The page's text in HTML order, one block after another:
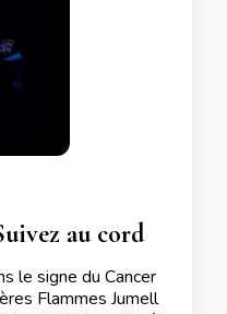
Flammes Jumelles Suivez au cordeau les étapes de Mercure en Cancer entre le 1er et le 28 Juin 2026
le signe du Cancer
Flammes Jumell